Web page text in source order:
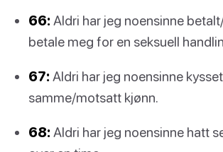
66: Aldri har jeg noensinne
betale meg for en seksuell
67: Aldri har jeg noensinne
samme/motsatt kjønn.
68: Aldri har jeg noensinne hatt